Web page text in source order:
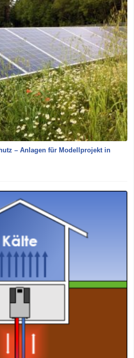
– Anlagen für Modellprojekt in